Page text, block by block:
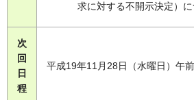
求に対する不開示決定）
次
回
日
程
平成19年11月28日（水曜日）午